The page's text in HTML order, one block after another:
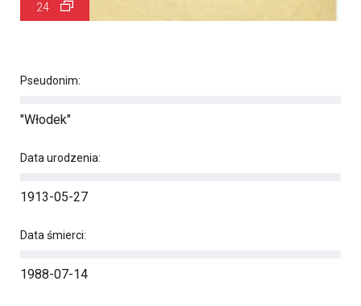
24
Pseudonim:
"Włodek"
Data urodzenia:
1913-05-27
Data śmierci:
1988-07-14